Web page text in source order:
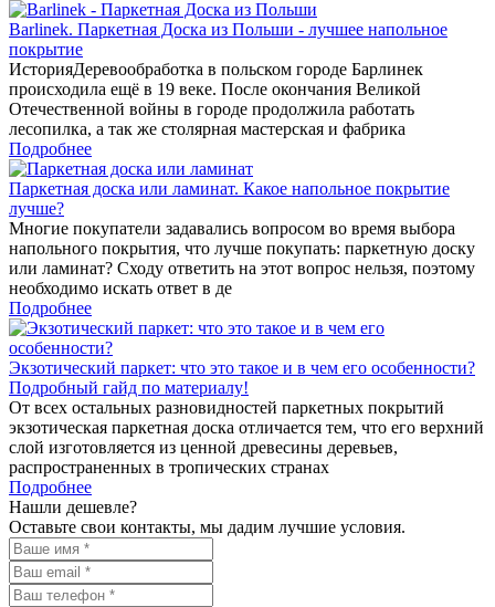
Barlinek. Паркетная Доска из Польши - лучшее напольное
покрытие
ИсторияДеревообработка в польском городе Барлинек
происходила ещё в 19 веке. После окончания Великой
Отечественной войны в городе продолжила работать
лесопилка, а так же столярная мастерская и фабрика
Подробнее
Паркетная доска или ламинат. Какое напольное покрытие
лучше?
Многие покупатели задавались вопросом во время выбора
напольного покрытия, что лучше покупать: паркетную доску
или ламинат? Сходу ответить на этот вопрос нельзя, поэтому
необходимо искать ответ в де
Подробнее
Экзотический паркет: что это такое и в чем его особенности?
Подробный гайд по материалу!
От всех остальных разновидностей паркетных покрытий
экзотическая паркетная доска отличается тем, что его верхний
слой изготовляется из ценной древесины деревьев,
распространенных в тропических странах
Подробнее
Нашли дешевле?
Оставьте свои контакты, мы дадим лучшие условия.